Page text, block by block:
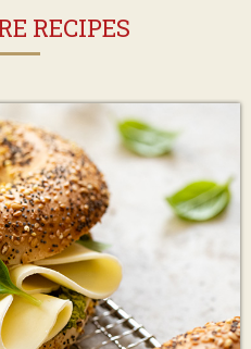
RECIPES